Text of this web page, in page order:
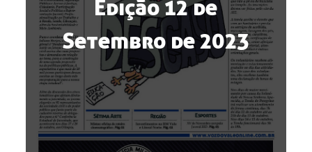
Edição 12 de
Setembro de 2023